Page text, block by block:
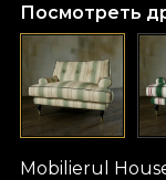
Посмотреть
Mobilierul